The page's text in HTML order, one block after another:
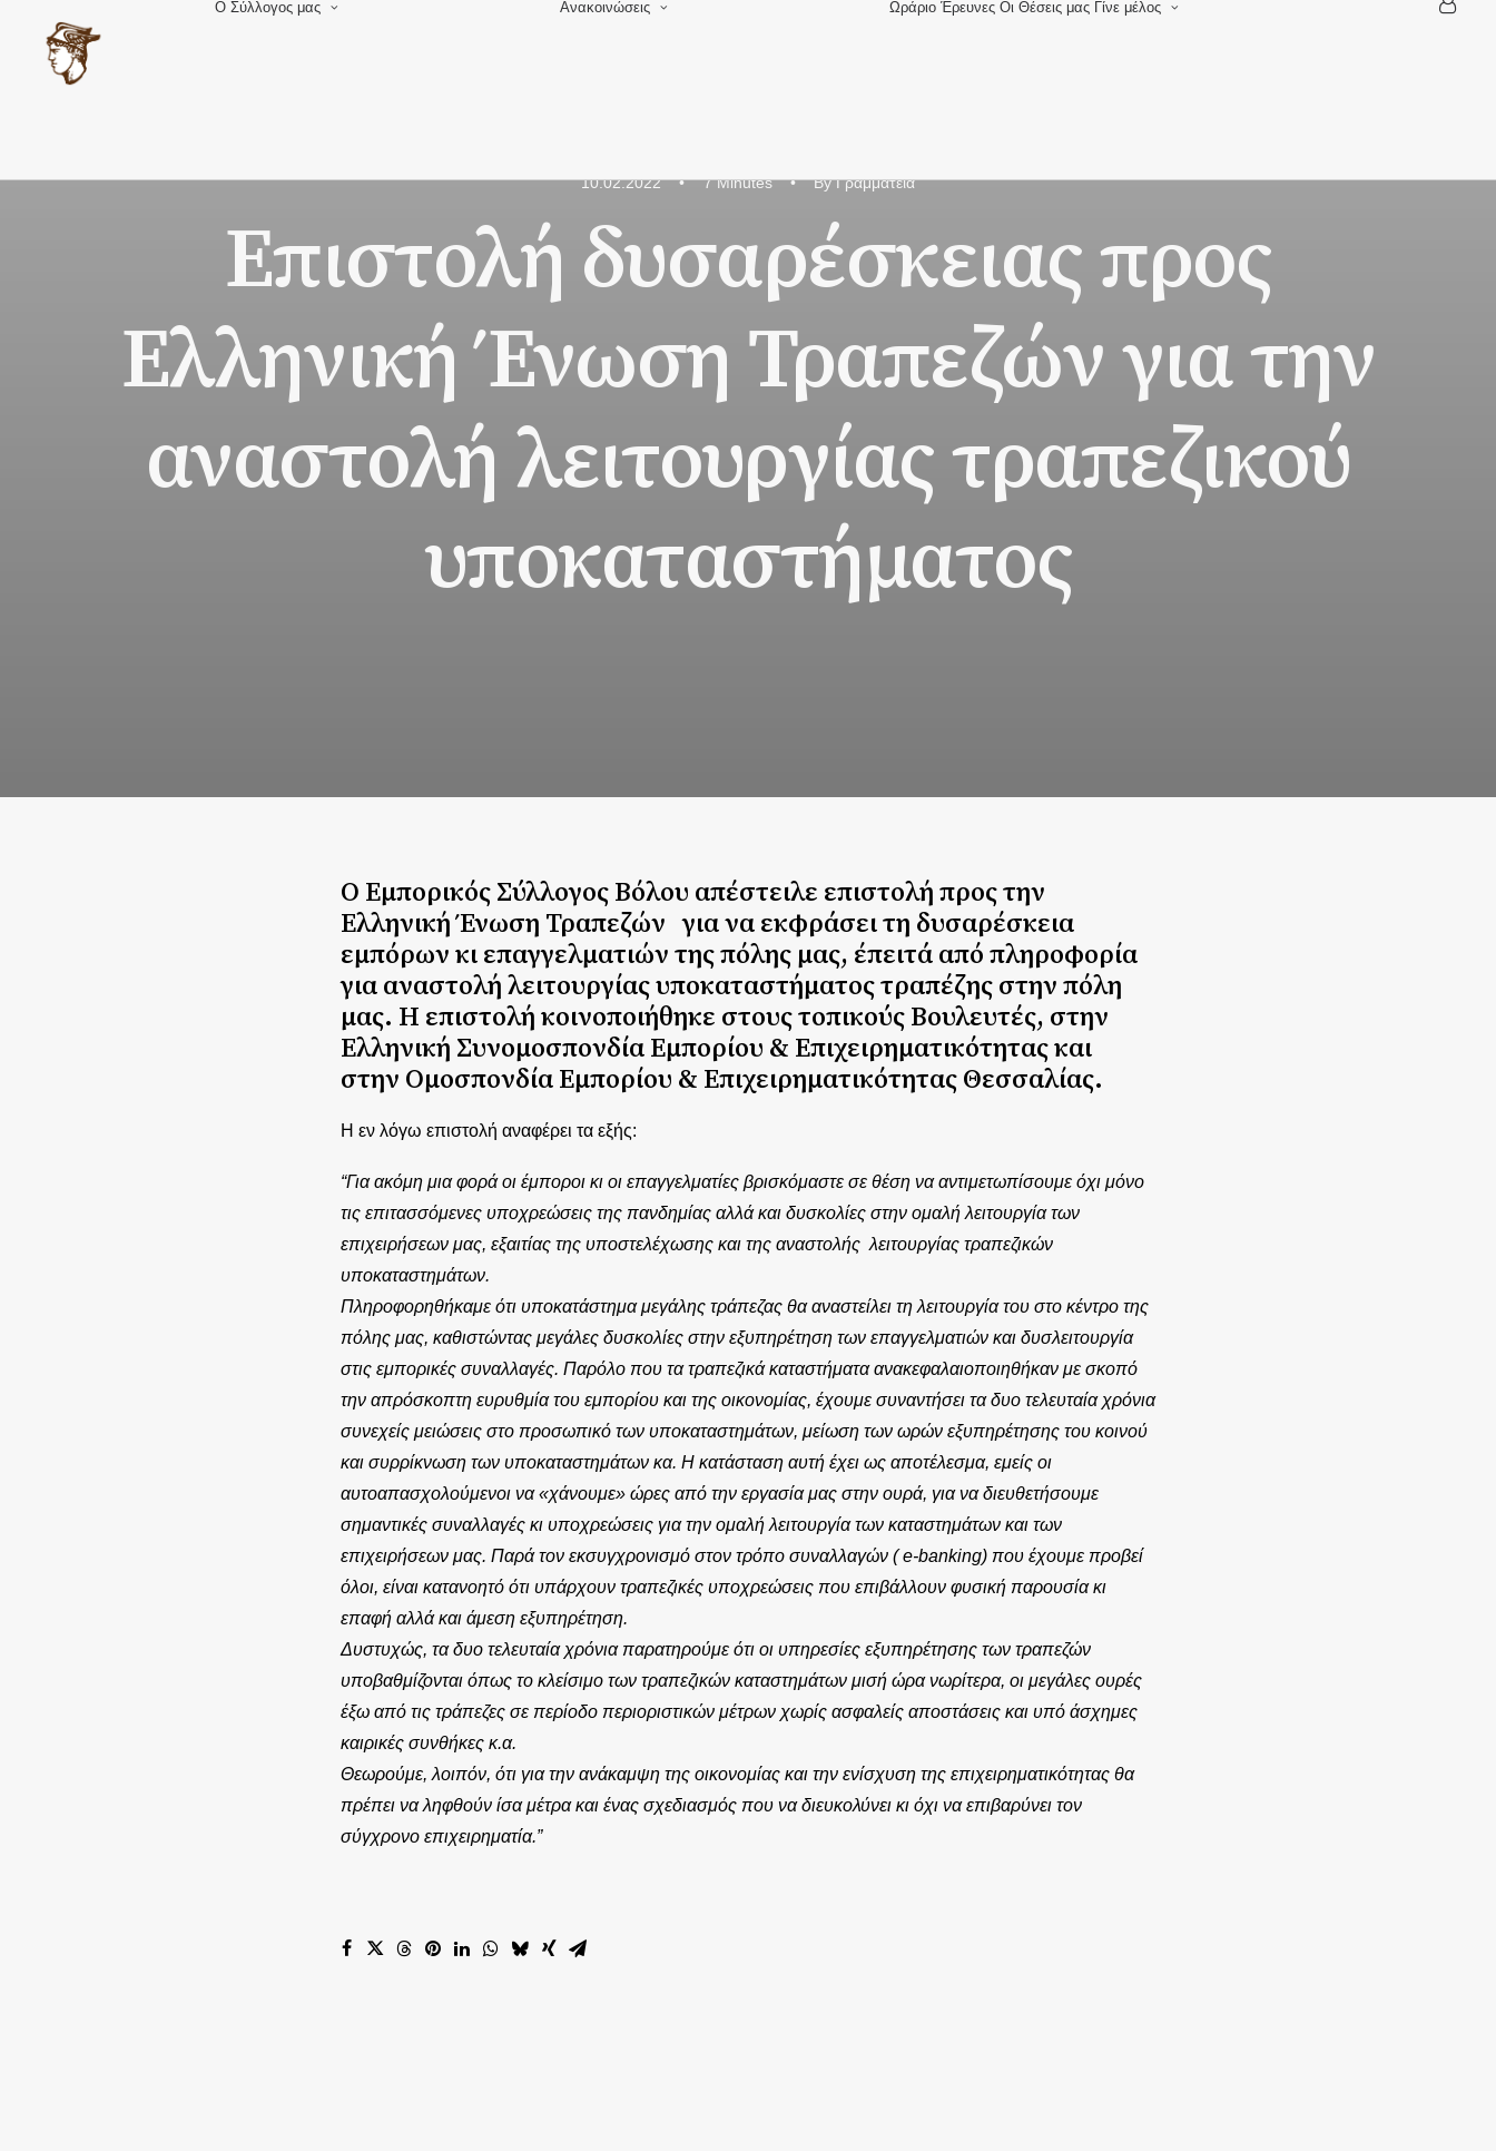
Ο Σύλλογος μας Ανακοινώσεις Ωράριο Έρευνες Οι Θέσεις μας Γίνε μέλος
10.02.2022 • 7 Minutes • ByΓραμματεία
Επιστολή δυσαρέσκειας προς
Ελληνική Ένωση Τραπεζών για την
αναστολή λειτουργίας τραπεζικού
υποκαταστήματος
Ο Εμπορικός Σύλλογος Βόλου απέστειλε επιστολή προς την
Ελληνική Ένωση Τραπεζών για να εκφράσει τη δυσαρέσκεια
εμπόρων κι επαγγελματιών της πόλης μας, έπειτά από πληροφορία
για αναστολή λειτουργίας υποκαταστήματος τραπέζης στην πόλη
μας. Η επιστολή κοινοποιήθηκε στους τοπικούς Βουλευτές, στην
Ελληνική Συνομοσπονδία Εμπορίου & Επιχειρηματικότητας και
στην Ομοσπονδία Εμπορίου & Επιχειρηματικότητας Θεσσαλίας.
Η εν λόγω επιστολή αναφέρει τα εξής:
“Για ακόμη μια φορά οι έμποροι κι οι επαγγελματίες βρισκόμαστε σε θέση να αντιμετωπίσουμε όχι μόνο
τις επιτασσόμενες υποχρεώσεις της πανδημίας αλλά και δυσκολίες στην ομαλή λειτουργία των
επιχειρήσεων μας, εξαιτίας της υποστελέχωσης και της αναστολής λειτουργίας τραπεζικών
υποκαταστημάτων.
Πληροφορηθήκαμε ότι υποκατάστημα μεγάλης τράπεζας θα αναστείλει τη λειτουργία του στο κέντρο της
πόλης μας, καθιστώντας μεγάλες δυσκολίες στην εξυπηρέτηση των επαγγελματιών και δυσλειτουργία
στις εμπορικές συναλλαγές. Παρόλο που τα τραπεζικά καταστήματα ανακεφαλαιοποιηθήκαν με σκοπό
την απρόσκοπτη ευρυθμία του εμπορίου και της οικονομίας, έχουμε συναντήσει τα δυο τελευταία χρόνια
συνεχείς μειώσεις στο προσωπικό των υποκαταστημάτων, μείωση των ωρών εξυπηρέτησης του κοινού
και συρρίκνωση των υποκαταστημάτων κα. Η κατάσταση αυτή έχει ως αποτέλεσμα, εμείς οι
αυτοαπασχολούμενοι να «χάνουμε» ώρες από την εργασία μας στην ουρά, για να διευθετήσουμε
σημαντικές συναλλαγές κι υποχρεώσεις για την ομαλή λειτουργία των καταστημάτων και των
επιχειρήσεων μας. Παρά τον εκσυγχρονισμό στον τρόπο συναλλαγών ( e-banking) που έχουμε προβεί
όλοι, είναι κατανοητό ότι υπάρχουν τραπεζικές υποχρεώσεις που επιβάλλουν φυσική παρουσία κι
επαφή αλλά και άμεση εξυπηρέτηση.
Δυστυχώς, τα δυο τελευταία χρόνια παρατηρούμε ότι οι υπηρεσίες εξυπηρέτησης των τραπεζών
υποβαθμίζονται όπως το κλείσιμο των τραπεζικών καταστημάτων μισή ώρα νωρίτερα, οι μεγάλες ουρές
έξω από τις τράπεζες σε περίοδο περιοριστικών μέτρων χωρίς ασφαλείς αποστάσεις και υπό άσχημες
καιρικές συνθήκες κ.α.
Θεωρούμε, λοιπόν, ότι για την ανάκαμψη της οικονομίας και την ενίσχυση της επιχειρηματικότητας θα
πρέπει να ληφθούν ίσα μέτρα και ένας σχεδιασμός που να διευκολύνει κι όχι να επιβαρύνει τον
σύγχρονο επιχειρηματία.”